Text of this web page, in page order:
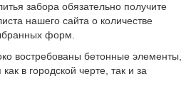
забора обязательно получите
нашего сайта о количестве
форм.
востребованы бетонные элементы,
в городской черте, так и за